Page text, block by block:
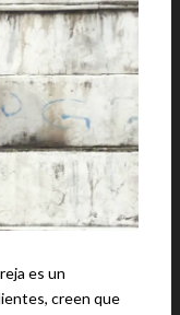
es un
creen que